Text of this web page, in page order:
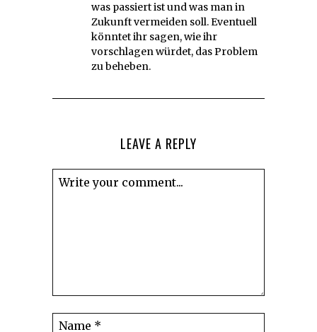
was passiert ist und was man in
Zukunft vermeiden soll. Eventuell
könntet ihr sagen, wie ihr
vorschlagen würdet, das Problem
zu beheben.
LEAVE A REPLY